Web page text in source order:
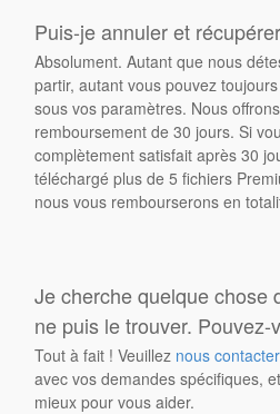
Puis-je annuler et
Absolument. Autant que nous
partir, autant vous pouvez
sous vos paramètres. Nous
remboursement de 30 jours. Si
complètement satisfait après 30
téléchargé plus de 5 fichiers
nous vous rembourserons en
Je cherche quelque chose
ne puis le trouver. Pouvez-
Tout à fait ! Veuillez nous contacter
avec vos demandes spécifiques,
mieux pour vous aider.